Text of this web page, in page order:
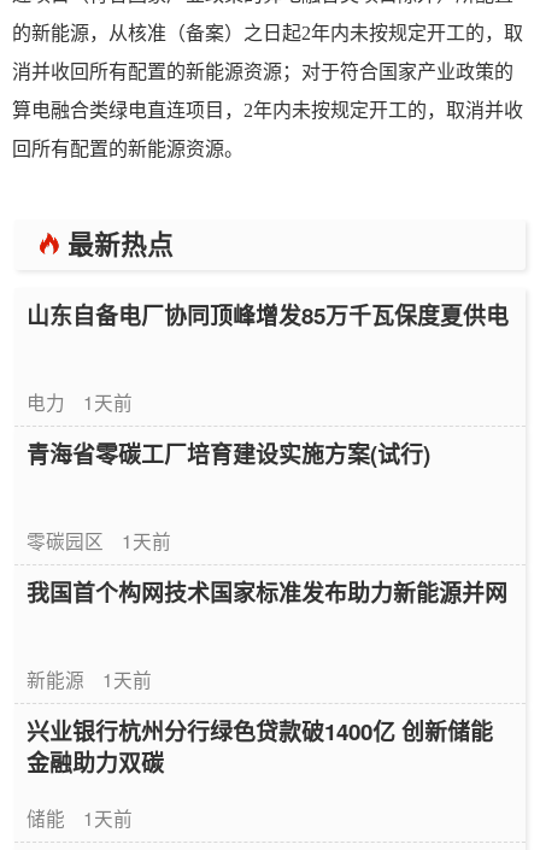
的新能源，从核准（备案）之日起2年内未按规定开工的，取
消并收回所有配置的新能源资源；对于符合国家产业政策的
算电融合类绿电直连项目，2年内未按规定开工的，取消并收
回所有配置的新能源资源。
最新热点
山东自备电厂协同顶峰增发85万千瓦保度夏供电
电力 1天前
青海省零碳工厂培育建设实施方案(试行)
零碳园区 1天前
我国首个构网技术国家标准发布助力新能源并网
新能源 1天前
兴业银行杭州分行绿色贷款破1400亿 创新储能
金融助力双碳
储能 1天前